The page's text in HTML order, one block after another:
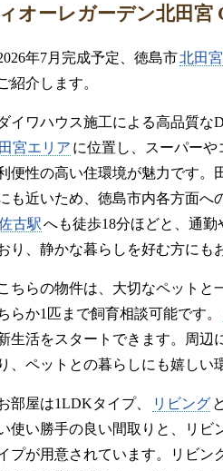
オーレガーデン北田宮
年7月完成予定、徳島市北田宮
紹介します。
イワハウス施工による高品質な
田宮エリア に位置し、スーパー
便性の高い住環境が魅力です。
も近いため、徳島市内各方面へ
古駅へも徒歩18分ほどと、通
り、静かな暮らしを好む方にも
ちらの物件は、大切なペットと
らか1匹まで飼育相談可能です。
生活をスタートできます。周辺
り、ペットとの暮らしにも嬉しい
部屋は1LDKタイプ、 リビング
使い勝手の良い間取りと、リビ
プが用意されています。リビン